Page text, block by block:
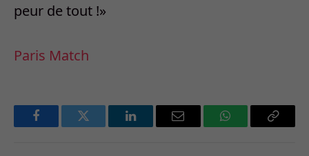
peur de tout !»
Paris Match
FacebookTwitter LinkedInEmail WhatsAppCopy